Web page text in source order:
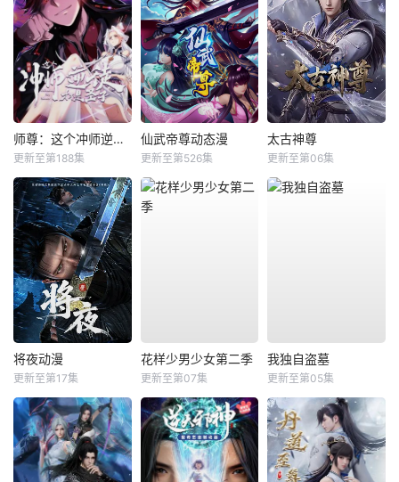
师尊：这个冲师逆徒才不是圣子动态漫
更新至第188集
仙武帝尊动态漫
更新至第526集
太古神尊
更新至第06集
将夜动漫
更新至第17集
花样少男少女第二季
更新至第07集
我独自盗墓
更新至第05集